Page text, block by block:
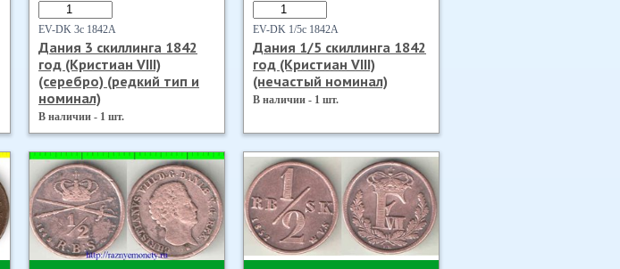
EV-DK 3с 1842А
Дания 3 скиллинга 1842
год (Кристиан VIII)
(серебро) (редкий тип и
номинал)
В наличии - 1 шт.
EV-DK 1/5с 1842А
Дания 1/5 скиллинга 1842
год (Кристиан VIII)
(нечастый номинал)
В наличии - 1 шт.